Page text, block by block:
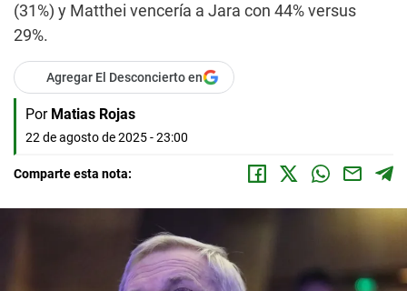
(31%) y Matthei vencería a Jara con 44% versus
29%.
Agregar El Desconcierto en
Por Matias Rojas
22 de agosto de 2025 - 23:00
Comparte esta nota: